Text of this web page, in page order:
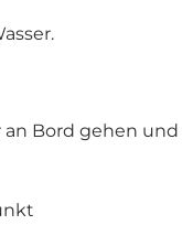
Bord gehen